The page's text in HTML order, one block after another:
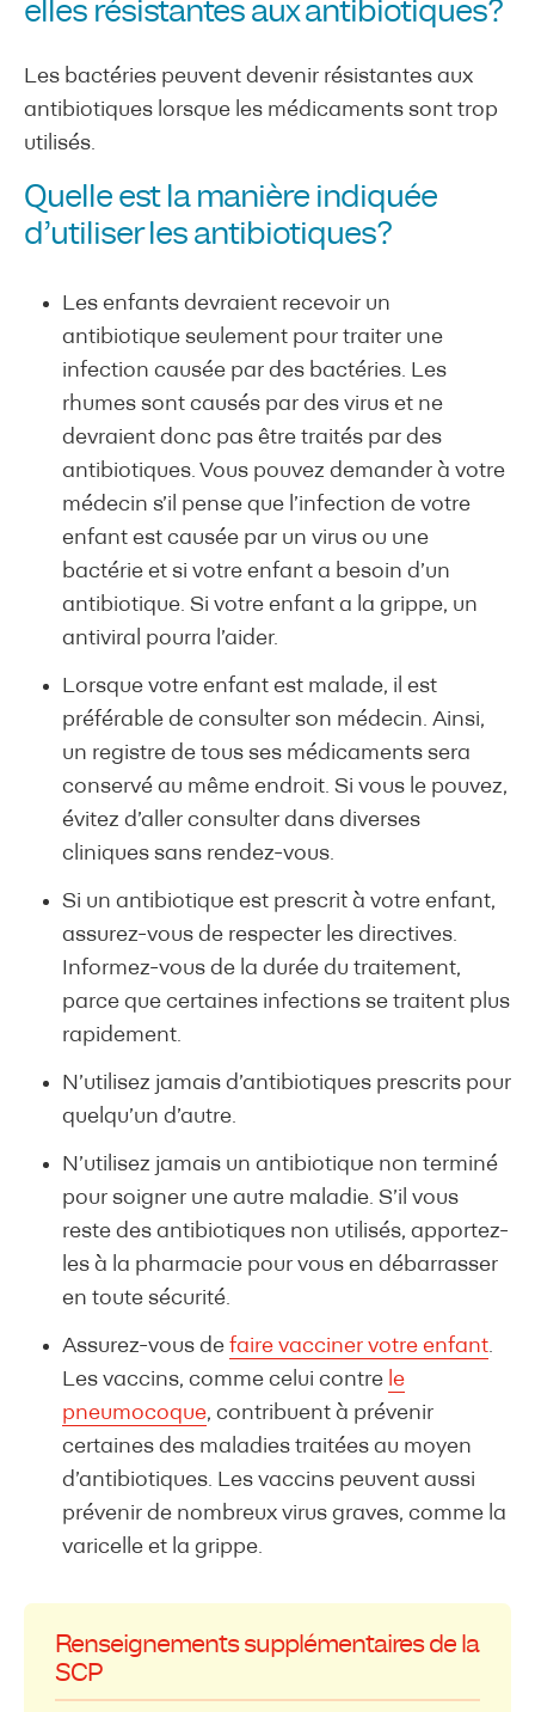
elles résistantes aux antibiotiques?
Les bactéries peuvent devenir résistantes aux
antibiotiques lorsque les médicaments sont trop
utilisés.
Quelle est la manière indiquée
d’utiliser les antibiotiques?
Les enfants devraient recevoir un
antibiotique seulement pour traiter une
infection causée par des bactéries. Les
rhumes sont causés par des virus et ne
devraient donc pas être traités par des
antibiotiques. Vous pouvez demander à votre
médecin s’il pense que l’infection de votre
enfant est causée par un virus ou une
bactérie et si votre enfant a besoin d’un
antibiotique. Si votre enfant a la grippe, un
antiviral pourra l’aider.
Lorsque votre enfant est malade, il est
préférable de consulter son médecin. Ainsi,
un registre de tous ses médicaments sera
conservé au même endroit. Si vous le pouvez,
évitez d’aller consulter dans diverses
cliniques sans rendez-vous.
Si un antibiotique est prescrit à votre enfant,
assurez-vous de respecter les directives.
Informez-vous de la durée du traitement,
parce que certaines infections se traitent plus
rapidement.
N’utilisez jamais d’antibiotiques prescrits pour
quelqu’un d’autre.
N’utilisez jamais un antibiotique non terminé
pour soigner une autre maladie. S’il vous
reste des antibiotiques non utilisés, apportez-
les à la pharmacie pour vous en débarrasser
en toute sécurité.
Assurez-vous de faire vacciner votre enfant.
Les vaccins, comme celui contre le
pneumocoque, contribuent à prévenir
certaines des maladies traitées au moyen
d’antibiotiques. Les vaccins peuvent aussi
prévenir de nombreux virus graves, comme la
varicelle et la grippe.
Renseignements supplémentaires de la
SCP